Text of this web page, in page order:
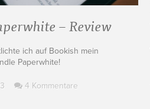
– Review
ich auf Bookish mein
Paperwhite!
4 Kommentare